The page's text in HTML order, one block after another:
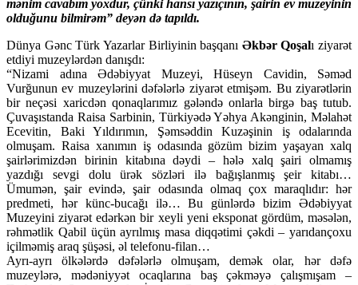
mənim cavabım yoxdur, çünki hansı yazıçının, şairin ev muzeyinin
olduğunu bilmirəm” deyən də tapıldı.
Dünya Gənc Türk Yazarlar Birliyinin başqanı Əkbər Qoşalı ziyarət
etdiyi muzeylərdən danışdı:
“Nizami adına Ədəbiyyat Muzeyi, Hüseyn Cavidin, Səməd
Vurğunun ev muzeylərini dəfələrlə ziyarət etmişəm. Bu ziyarətlərin
bir neçəsi xaricdən qonaqlarımız gələndə onlarla birgə baş tutub.
Çuvaşıstanda Raisa Sarbinin, Türkiyədə Yəhya Akənginin, Məlahət
Ecevitin, Baki Yıldırımın, Şəmsəddin Kuzəşinin iş odalarında
olmuşam. Raisa xanımın iş odasında gözüm bizim yaşayan xalq
şairlərimizdən birinin kitabına dəydi – hələ xalq şairi olmamış
yazdığı sevgi dolu ürək sözləri ilə bağışlanmış şeir kitabı…
Ümumən, şair evində, şair odasında olmaq çox maraqlıdır: hər
predmeti, hər künc-bucağı ilə… Bu günlərdə bizim Ədəbiyyat
Muzeyini ziyarət edərkən bir xeyli yeni eksponat gördüm, məsələn,
rəhmətlik Qabil üçün ayrılmış masa diqqətimi çəkdi – yarıdançoxu
içilməmiş araq şüşəsi, əl telefonu-filan…
Ayrı-ayrı ölkələrdə dəfələrlə olmuşam, demək olar, hər dəfə
muzeylərə, mədəniyyət ocaqlarına baş çəkməyə çalışmışam –